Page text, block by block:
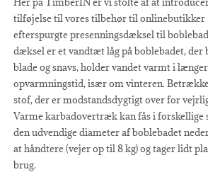
tilføjelse til vores tilbehør til onlinebutikker
efterspurgte presenningsdæksel til
dæksel er et vandtæt låg på boblebadet, der
blade og snavs, holder vandet varmt i
opvarmningstid, især om vinteren.
stof, der er modstandsdygtigt over for
Varme karbadovertræk kan fås i forskellige
den udvendige diameter af boblebadet
at håndtere (vejer op til 8 kg) og tager lidt
brug.